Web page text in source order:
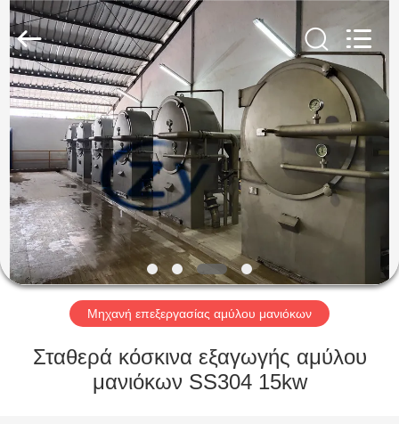
ΣΠΊΤΙ
ΠΡΟΪΟΝΤΑ
ΠΕΡΙΠΟΥ
ΗΠΑ
ΓΎΡΟΣ
ΕΡΓΟΣΤΑΣΊΩΝ
ΠΟΙΟΤΙΚΌΣ
Zhiyuan
Starch
Engineering
Machinery
Co.,ltd.
Rights
Reserved.
Μηχανή επεξεργασίας αμύλου μανιόκων
Σταθερά κόσκινα εξαγωγής αμύλου
μανιόκων SS304 15kw